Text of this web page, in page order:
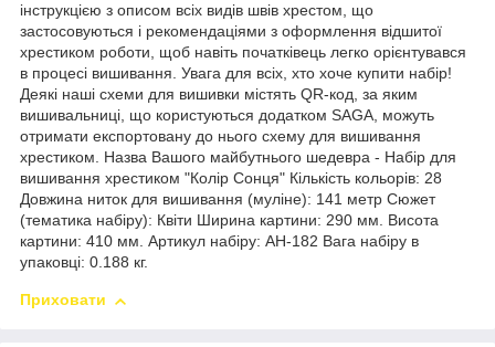
інструкцією з описом всіх видів швів хрестом, що
застосовуються і рекомендаціями з оформлення відшитої
хрестиком роботи, щоб навіть початківець легко орієнтувався
в процесі вишивання. Увага для всіх, хто хоче купити набір!
Деякі наші схеми для вишивки містять QR-код, за яким
вишивальниці, що користуються додатком SAGA, можуть
отримати експортовану до нього схему для вишивання
хрестиком. Назва Вашого майбутнього шедевра - Набір для
вишивання хрестиком "Колір Сонця" Кількість кольорів: 28
Довжина ниток для вишивання (муліне): 141 метр Сюжет
(тематика набіру): Квіти Ширина картини: 290 мм. Висота
картини: 410 мм. Артикул набіру: AH-182 Вага набіру в
упаковці: 0.188 кг.
Приховати